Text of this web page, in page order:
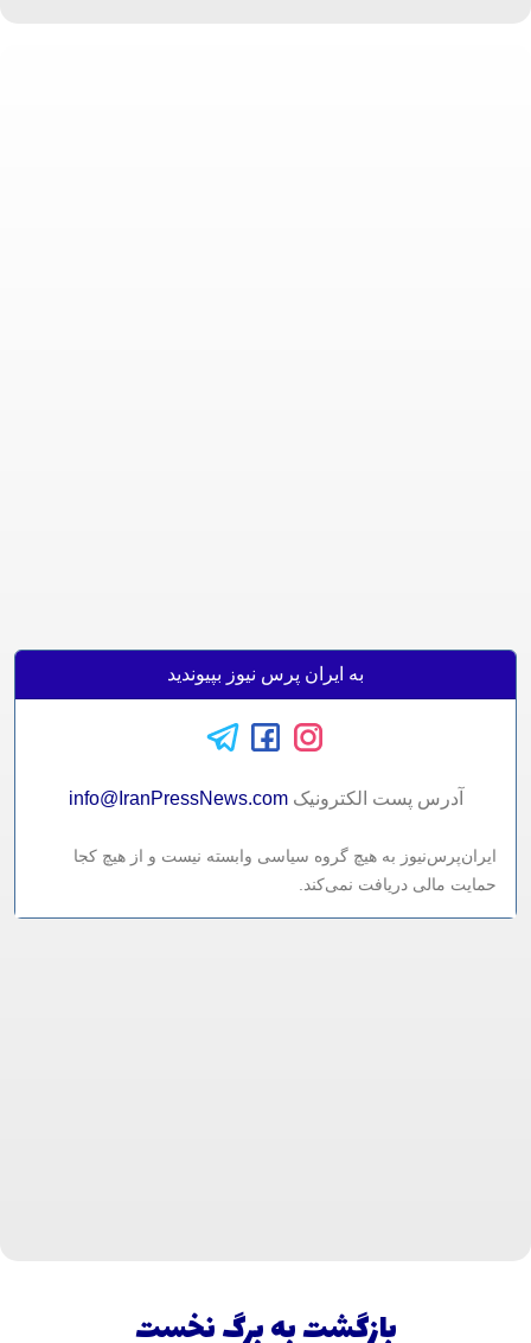
به ایران پرس نیوز بپیوندید
آدرس پست الکترونيکinfo@IranPressNews.com
ایران‌پرس‌نیوز به هیچ گروه سیاسی وابسته نیست و از هیچ کجا
حمایت مالی دریافت نمی‌کند.
بازگشت به برگ نخست